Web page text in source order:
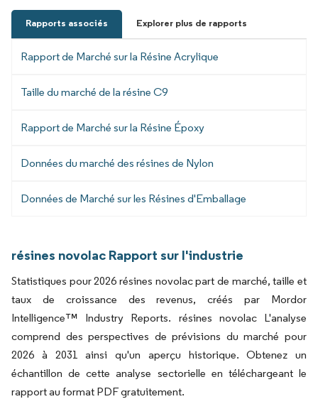
Rapports associés Explorer plus de rapports
Rapport de Marché sur la Résine Acrylique
Taille du marché de la résine C9
Rapport de Marché sur la Résine Époxy
Données du marché des résines de Nylon
Données de Marché sur les Résines d'Emballage
résines novolac Rapport sur l'industrie
Statistiques pour 2026 résines novolac part de marché, taille et
taux de croissance des revenus, créés par Mordor
Intelligence™ Industry Reports. résines novolac L'analyse
comprend des perspectives de prévisions du marché pour
2026 à 2031 ainsi qu'un aperçu historique. Obtenez un
échantillon de cette analyse sectorielle en téléchargeant le
rapport au format PDF gratuitement.